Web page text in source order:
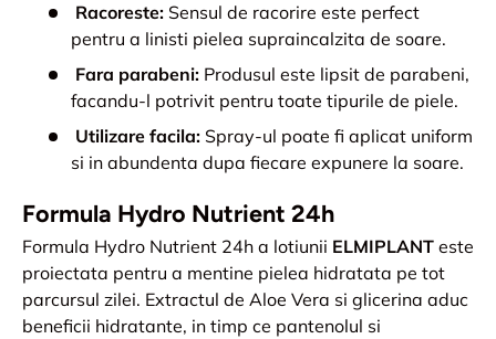
Racoreste: Sensul de racorire este perfect
pentru a linisti pielea supraincalzita de soare.
Fara parabeni: Produsul este lipsit de parabeni,
facandu-l potrivit pentru toate tipurile de piele.
Utilizare facila: Spray-ul poate fi aplicat uniform
si in abundenta dupa fiecare expunere la soare.
Formula Hydro Nutrient 24h
Formula Hydro Nutrient 24h a lotiunii ELMIPLANT este
proiectata pentru a mentine pielea hidratata pe tot
parcursul zilei. Extractul de Aloe Vera si glicerina aduc
beneficii hidratante, in timp ce pantenolul si